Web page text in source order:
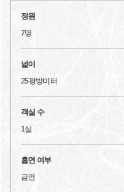
정원
7명
넓이
25평방미터
객실 수
1실
흡연 여부
금연